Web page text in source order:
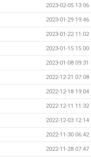
2023-02-05 13:06
2023-01-29 19:46
2023-01-22 11:02
2023-01-15 15:00
2023-01-08 09:31
2022-12-21 07:08
2022-12-18 19:04
2022-12-11 11:32
2022-12-03 12:14
2022-11-30 06:42
2022-11-28 07:47